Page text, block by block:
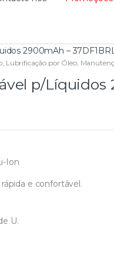
2900mAh –
Lubrificação por Óleo,
p/Líquidos
Ion
e confortável.
U.